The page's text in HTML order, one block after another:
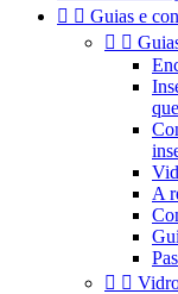
  Guias e
 
A
 